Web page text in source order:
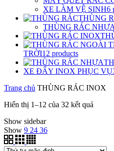
XE LÀM VỆ SINH6
THÙNG
THÙNG RÁC
TRỜI12 products
XE ĐẨY INOX PHỤC VỤ
Trang chủ THÙNG RÁC INOX
Hiển thị 1–12 của 32 kết quả
Show sidebar
Show 9 24 36